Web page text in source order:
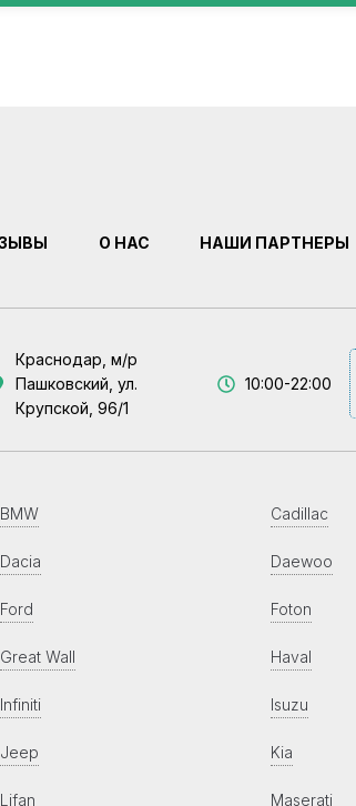
О НАС НАШИ ПАРТНЕРЫ
Краснодар, м/р
Пашковский, ул.
Крупской, 96/1
10:00-22:00
BMW Cadillac
Dacia Daewoo
Ford Foton
Great Wall Haval
Infiniti Isuzu
Jeep Kia
Lifan Maserati